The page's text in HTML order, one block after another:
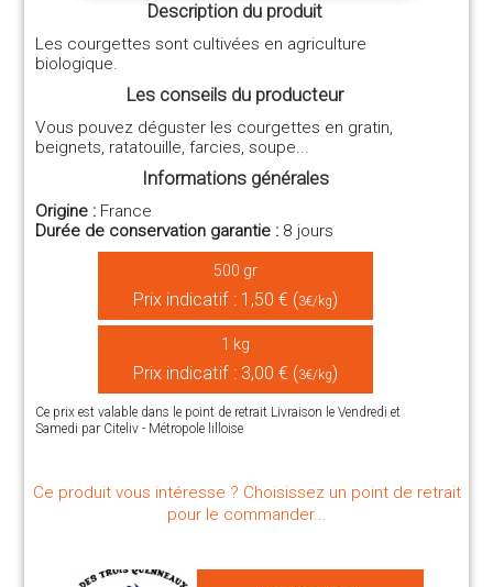
Description du produit
Les courgettes sont cultivées en agriculture
biologique.
Les conseils du producteur
Vous pouvez déguster les courgettes en gratin,
beignets, ratatouille, farcies, soupe...
Informations générales
Origine : France
Durée de conservation garantie : 8 jours
500 gr
Prix indicatif : 1,50 € (3€/kg)
1 kg
Prix indicatif : 3,00 € (3€/kg)
Ce prix est valable dans le point de retrait Livraison le Vendredi et
Samedi par Citeliv - Métropole lilloise
Ce produit vous intéresse ? Choisissez un point de retrait
pour le commander...